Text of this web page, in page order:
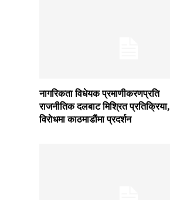
नागरिकता विधेयक प्रमाणीकरणप्रति
राजनीतिक दलबाट मिश्रित प्रतिक्रिया,
विराेधमा काठमाडाैंमा प्रदर्शन